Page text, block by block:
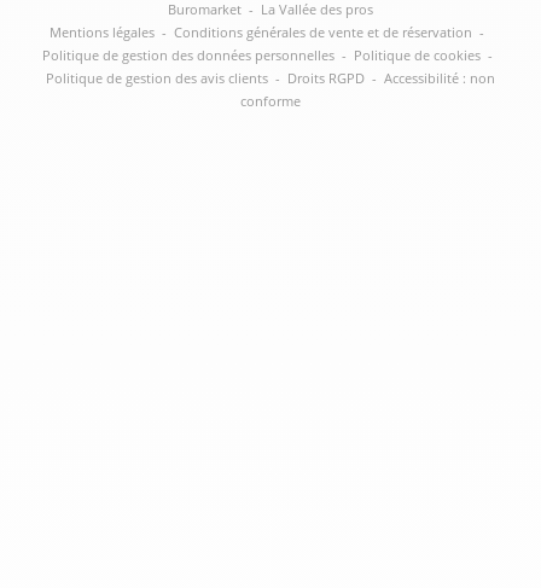
Buromarket - La Vallée des pros
Mentions légales - Conditions générales de vente et de réservation -
Politique de gestion des données personnelles - Politique de cookies -
Politique de gestion des avis clients - Droits RGPD - Accessibilité : non
conforme